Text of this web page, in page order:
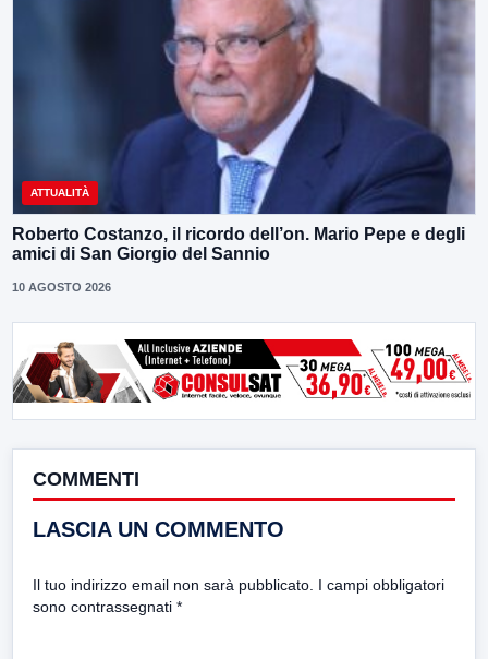
ATTUALITÀ
Roberto Costanzo, il ricordo dell’on. Mario Pepe e degli
amici di San Giorgio del Sannio
10 AGOSTO 2026
COMMENTI
LASCIA UN COMMENTO
Il tuo indirizzo email non sarà pubblicato. I campi obbligatori
sono contrassegnati *